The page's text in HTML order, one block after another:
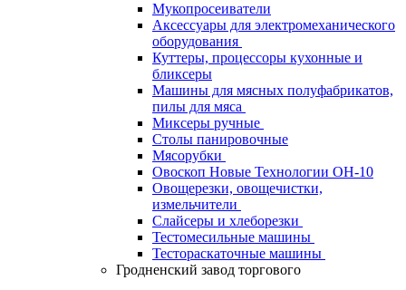
Мукопросеиватели
Аксессуары для электромеханического
оборудования
Куттеры, процессоры кухонные и
бликсеры
Машины для мясных полуфабрикатов,
пилы для мяса
Миксеры ручные
Столы панировочные
Мясорубки
Овоскоп Новые Технологии ОН-10
Овощерезки, овощечистки,
измельчители
Слайсеры и хлеборезки
Тестомесильные машины
Тестораскаточные машины
Гродненский завод торгового